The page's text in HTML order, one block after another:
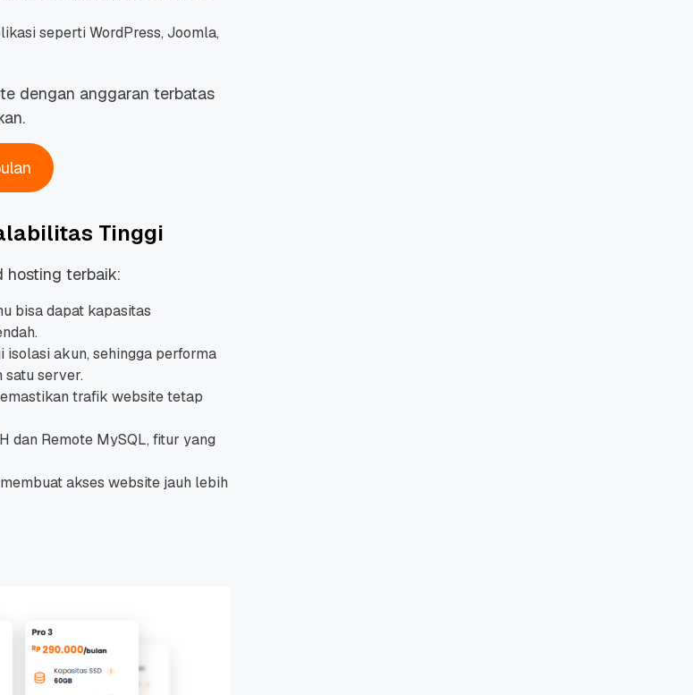
seperti WordPress, Joomla,
dengan anggaran terbatas
Tinggi
hosting terbaik:
bisa dapat kapasitas
isolasi akun, sehingga performa
server.
trafik website tetap
dan Remote MySQL, fitur yang
akses website jauh lebih